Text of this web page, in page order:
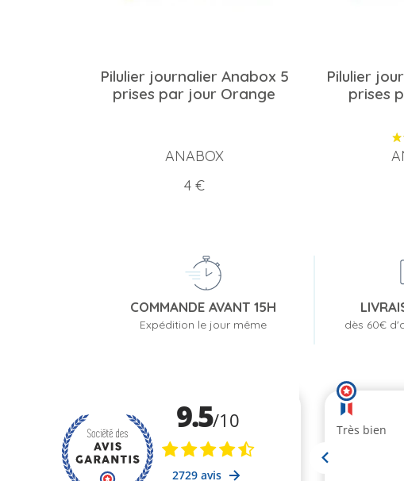
Pilulier journalier Anabox 5
prises par jour Orange
ANABOX
Prix
4 €
Pilulier
prises
COMMANDE AVANT 15H
Expédition le jour même dès 60€